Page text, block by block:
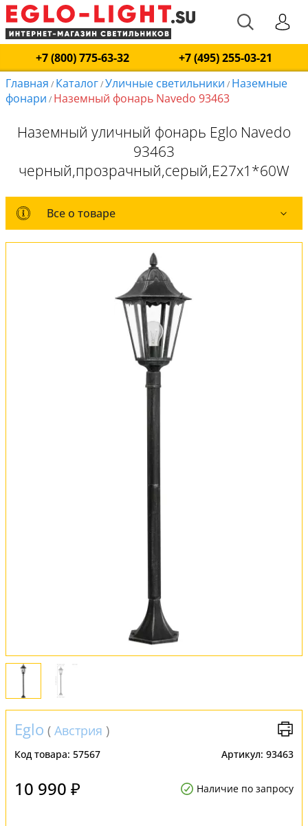
+7 (800) 775-63-32
+7 (495) 255-03-21
Главная / Каталог/Уличные светильники / Наземные
фонари / Наземный фонарь Navedo 93463
Наземный уличный фонарь Eglo Navedo
93463
черный,прозрачный,серый,E27x1*60W
Все о товаре
Все о товаре
Комплект лампочек
Вся коллекция
Оплата и доставка
Eglo ( Австрия )
Код товара: 57567 Артикул: 93463
10 990 ₽ Наличие по запросу